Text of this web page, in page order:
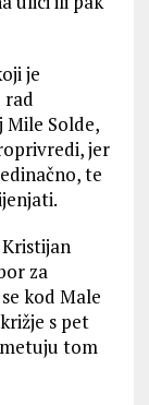
je
rad
Mile Solde,
jer
te
za
kod Male
s pet
tom